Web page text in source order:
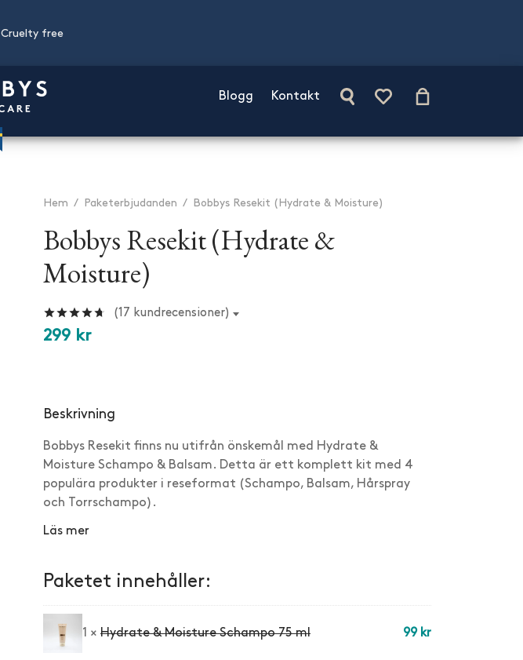
Cruelty free
Blogg Kontakt
Hem / Paketerbjudanden / Bobbys Resekit (Hydrate & Moisture)
Bobbys Resekit (Hydrate &
Moisture)
Betygsattav 5 baserat på
(17 kundrecensioner)
★★ ★★
★ ★★ ★ ★
"Alla produkter är toppen!"
Catarina · Verifierad kund
★ ★★★★
299 kr
Beskrivning
Bobbys Resekit finns nu utifrån önskemål med Hydrate &
Moisture Schampo & Balsam. Detta är ett komplett kit med 4
populära produkter i reseformat (Schampo, Balsam, Hårspray
och Torrschampo).
Läs mer
Paketet innehåller:
1 × Hydrate & Moisture Schampo 75 ml 99 kr